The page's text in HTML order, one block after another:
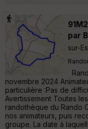
par
sur-
novembre 2024
particulière :Pas de
Avertissement Toutes
randothèque du Rando
nos animateurs, puis
groupe. La date à